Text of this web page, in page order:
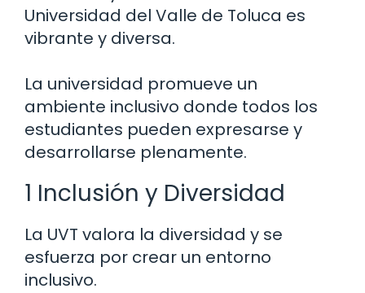
Universidad del Valle de Toluca es
vibrante y diversa.
La universidad promueve un
ambiente inclusivo donde todos los
estudiantes pueden expresarse y
desarrollarse plenamente.
1 Inclusión y Diversidad
La UVT valora la diversidad y se
esfuerza por crear un entorno
inclusivo.